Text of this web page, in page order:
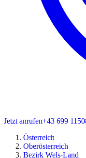
Jetzt anrufen+43 699
Österreich
Oberösterreich
Bezirk Wels-Land